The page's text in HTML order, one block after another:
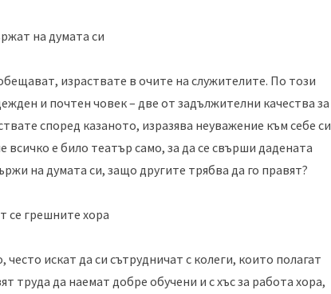
на думата си
израствате в очите на служителите. По този
и почтен човек – две от задължителни качества за
според казаното, изразява неуважение към себе си
всичко е било театър само, за да се свърши дадената
на думата си, защо другите трябва да го правят?
се грешните хора
искат да си сътрудничат с колеги, които полагат
труда да наемат добре обучени и с хъс за работа хора,